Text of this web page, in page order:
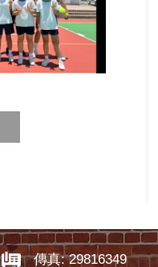
傳真: 29816349